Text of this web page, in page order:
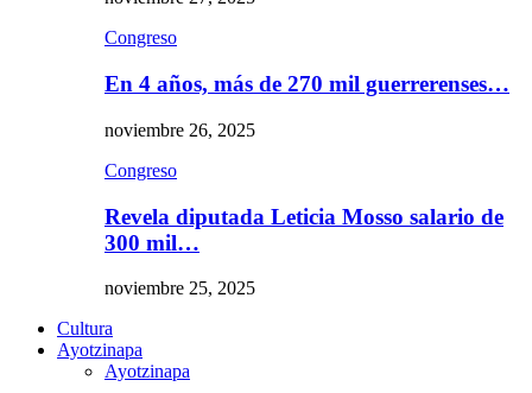
Congreso
En 4 años, más de 270 mil guerrerenses…
noviembre 26, 2025
Congreso
Revela diputada Leticia Mosso salario de
300 mil…
noviembre 25, 2025
Cultura
Ayotzinapa
Ayotzinapa